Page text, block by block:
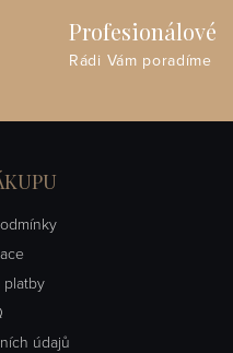
Profesionálové
Rádi Vám poradíme
platby
údajů